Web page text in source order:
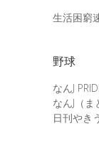
生活困窮
野球
なんJ
なんJ（
日刊やき